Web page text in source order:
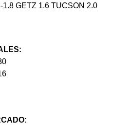
GETZ 1.6 TUCSON 2.0